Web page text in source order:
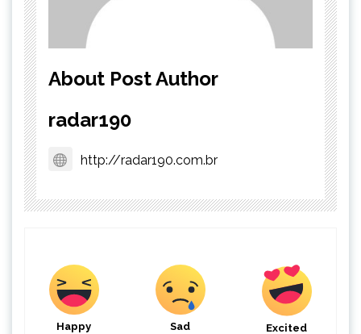
About Post Author
radar190
http://radar190.com.br
Happy Sad Excited